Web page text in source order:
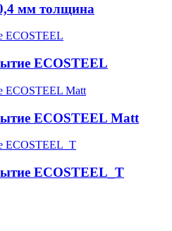
мм толщина
ECOSTEEL
ECOSTEEL Matt
ECOSTEEL_T